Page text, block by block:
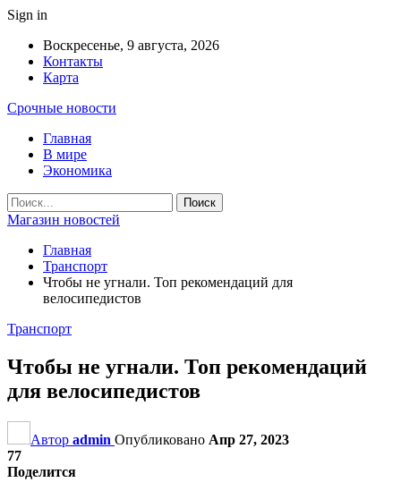
Sign in
Воскресенье, 9 августа, 2026
Контакты
Карта
Срочные новости
Главная
В мире
Экономика
Магазин новостей
Главная
Транспорт
Чтобы не угнали. Топ рекомендаций для
велосипедистов
Транспорт
Чтобы не угнали. Топ рекомендаций
для велосипедистов
Автор admin Опубликовано Апр 27, 2023
77
Поделится